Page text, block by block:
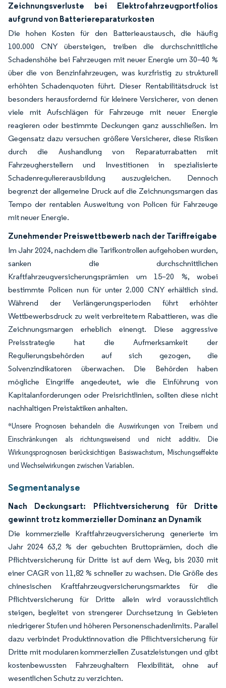
Zeichnungsverluste bei Elektrofahrzeugportfolios
aufgrund von Batteriereparaturkosten
Die hohen Kosten für den Batterieaustausch, die häufig
100.000 CNY übersteigen, treiben die durchschnittliche
Schadenshöhe bei Fahrzeugen mit neuer Energie um 30–40 %
über die von Benzinfahrzeugen, was kurzfristig zu strukturell
erhöhten Schadenquoten führt. Dieser Rentabilitätsdruck ist
besonders herausfordernd für kleinere Versicherer, von denen
viele mit Aufschlägen für Fahrzeuge mit neuer Energie
reagieren oder bestimmte Deckungen ganz ausschließen. Im
Gegensatz dazu versuchen größere Versicherer, diese Risiken
durch die Aushandlung von Reparaturrabatten mit
Fahrzeugherstellern und Investitionen in spezialisierte
Schadenreguliererausbildung auszugleichen. Dennoch
begrenzt der allgemeine Druck auf die Zeichnungsmargen das
Tempo der rentablen Ausweitung von Policen für Fahrzeuge
mit neuer Energie.
Zunehmender Preiswettbewerb nach der Tariffreigabe
Im Jahr 2024, nachdem die Tarifkontrollen aufgehoben wurden,
sanken die durchschnittlichen
Kraftfahrzeugversicherungsprämien um 15–20 %, wobei
bestimmte Policen nun für unter 2.000 CNY erhältlich sind.
Während der Verlängerungsperioden führt erhöhter
Wettbewerbsdruck zu weit verbreitetem Rabattieren, was die
Zeichnungsmargen erheblich einengt. Diese aggressive
Preisstrategie hat die Aufmerksamkeit der
Regulierungsbehörden auf sich gezogen, die
Solvenzindikatoren überwachen. Die Behörden haben
mögliche Eingriffe angedeutet, wie die Einführung von
Kapitalanforderungen oder Preisrichtlinien, sollten diese nicht
nachhaltigen Preistaktiken anhalten.
*Unsere Prognosen behandeln die Auswirkungen von Treibern und
Einschränkungen als richtungsweisend und nicht additiv. Die
Wirkungsprognosen berücksichtigen Basiswachstum, Mischungseffekte
und Wechselwirkungen zwischen Variablen.
Segmentanalyse
Nach Deckungsart: Pflichtversicherung für Dritte
gewinnt trotz kommerzieller Dominanz an Dynamik
Die kommerzielle Kraftfahrzeugversicherung generierte im
Jahr 2024 63,2 % der gebuchten Bruttoprämien, doch die
Pflichtversicherung für Dritte ist auf dem Weg, bis 2030 mit
einer CAGR von 11,82 % schneller zu wachsen. Die Größe des
chinesischen Kraftfahrzeugversicherungsmarktes für die
Pflichtversicherung für Dritte allein wird voraussichtlich
steigen, begleitet von strengerer Durchsetzung in Gebieten
niedrigerer Stufen und höheren Personenschadenlimits. Parallel
dazu verbindet Produktinnovation die Pflichtversicherung für
Dritte mit modularen kommerziellen Zusatzleistungen und gibt
kostenbewussten Fahrzeughaltern Flexibilität, ohne auf
wesentlichen Schutz zu verzichten.